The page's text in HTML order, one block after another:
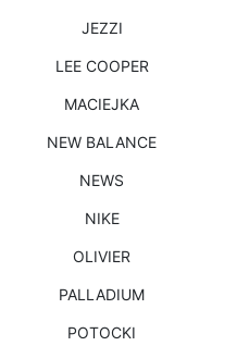
JEZZI
LEE COOPER
MACIEJKA
NEW BALANCE
NEWS
NIKE
OLIVIER
PALLADIUM
POTOCKI